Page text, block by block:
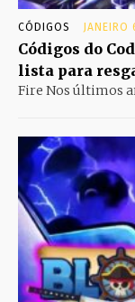
CÓDIGOS JANEIRO
Códigos do
lista para
Fire Nos últimos